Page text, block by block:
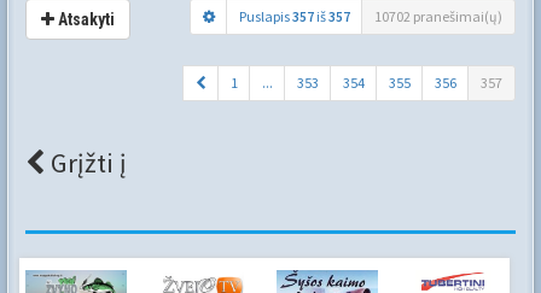
Atsakyti Puslapis357 iš357 10702 pranešimai(ų)
1 ... 353 354 355 356 357
Grįžti į